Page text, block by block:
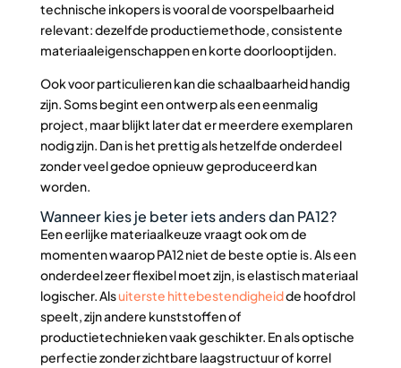
technische inkopers is vooral de voorspelbaarheid
relevant: dezelfde productiemethode, consistente
materiaaleigenschappen en korte doorlooptijden.
Ook voor particulieren kan die schaalbaarheid handig
zijn. Soms begint een ontwerp als een eenmalig
project, maar blijkt later dat er meerdere exemplaren
nodig zijn. Dan is het prettig als hetzelfde onderdeel
zonder veel gedoe opnieuw geproduceerd kan
worden.
Wanneer kies je beter iets anders dan PA12?
Een eerlijke materiaalkeuze vraagt ook om de
momenten waarop PA12 niet de beste optie is. Als een
onderdeel zeer flexibel moet zijn, is elastisch materiaal
logischer. Alsuiterste hittebestendigheidde hoofdrol
speelt, zijn andere kunststoffen of
productietechnieken vaak geschikter. En als optische
perfectie zonder zichtbare laagstructuur of korrel